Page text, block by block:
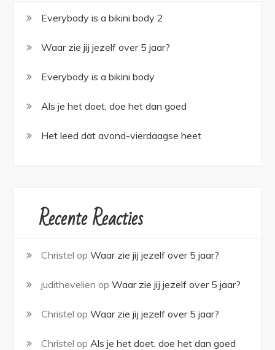
Everybody is a bikini body 2
Waar zie jij jezelf over 5 jaar?
Everybody is a bikini body
Als je het doet, doe het dan goed
Het leed dat avond-vierdaagse heet
Recente Reacties
Christel opWaar zie jij jezelf over 5 jaar?
judithevelien opWaar zie jij jezelf over 5 jaar?
Christel opWaar zie jij jezelf over 5 jaar?
Christel opAls je het doet, doe het dan goed